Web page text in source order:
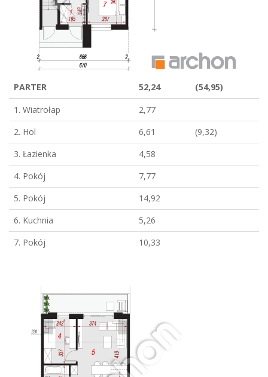
PARTER 52,24
(54,95)
1. Wiatrołap
2,77
2. Hol
6,61
(9,32)
3. Łazienka
4,58
4. Pokój
7,77
5. Pokój
14,92
6. Kuchnia
5,26
7. Pokój
10,33